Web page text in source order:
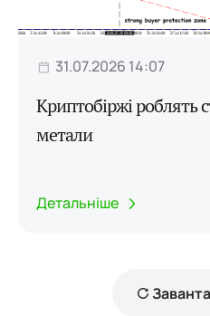
31.07.2026 14:07
Криптобіржі роблять
метали
Детальніше